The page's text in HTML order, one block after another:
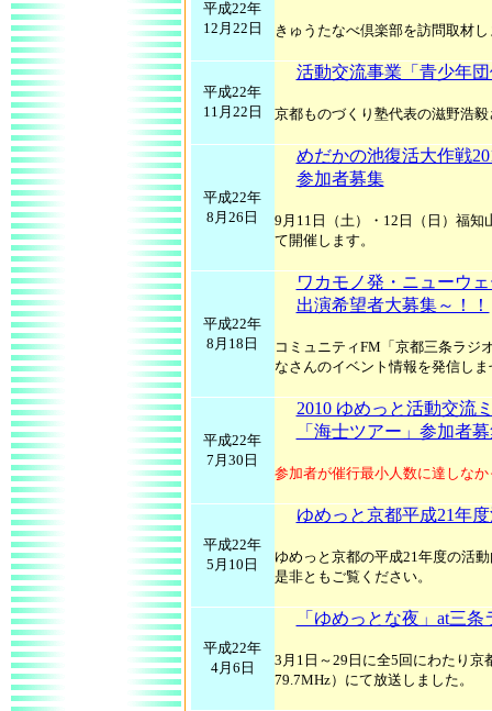
平成22年
12月22日
きゅうたなべ倶楽部を訪問取材
平成22年
11月22日
活動交流事業「青少年
京都ものづくり塾代表の滋野浩
平成22年
8月26日
めだかの池復活大作戦
参加者募集
9月11日（土）・12日（日）福知
て開催します。
平成22年
8月18日
ワカモノ発・ニューウ
出演希望者大募集～！！
コミュニティFM「京都三条ラジ
なさんのイベント情報を発信しま
平成22年
7月30日
2010 ゆめっと活動交
「海士ツアー」参加者
参加者が催行最小人数に達しな
平成22年
5月10日
ゆめっと京都平成21年
ゆめっと京都の平成21年度の活
是非ともご覧ください。
平成22年
4月6日
「ゆめっとな夜」at三
3月1日～29日に全5回にわたり京
79.7MHz）にて放送しました。